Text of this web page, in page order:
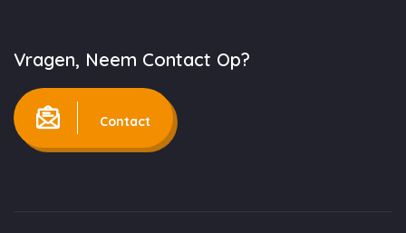
Vragen, Neem Contact Op?
Contact